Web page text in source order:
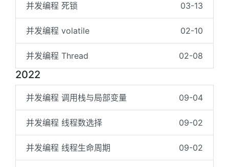
并发编程 死锁 03-13
并发编程 volatile 02-10
并发编程 Thread 02-08
2022
并发编程 调用栈与局部变量 09-04
并发编程 线程数选择 09-02
并发编程 线程生命周期 09-02